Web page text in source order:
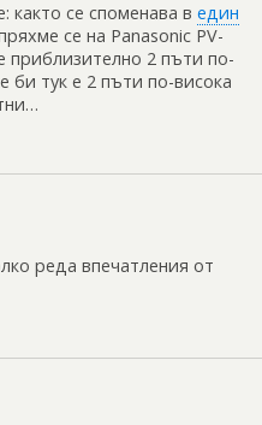
както се споменава в един
се на Panasonic PV-
приблизително 2 пъти по-
би тук е 2 пъти по-висока
реда впечатления от